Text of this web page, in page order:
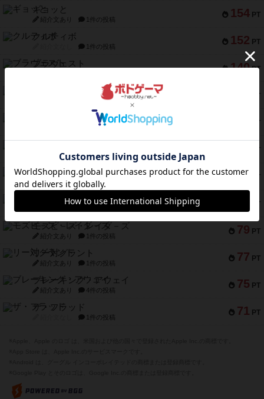
154 PT
ギョッと
紹介文あり 1件の投稿
152 PT
クルティボ
1件の投稿
140 PT
ブラヴェスト
PT
ドブル：ポケットモンスター
4件の投稿
PT
ジャンヌ・ダルク-オルレアン ドロー＆ライト
5件の投稿
PT
紹介文あり 3件の投稿
88 PT
ダイススローン
紹介文なし 1件の投稿
PT
ガルフストライク
79 PT
モズビ－ズ・レイダ－ズ
紹介文あり 1件の投稿
77 PT
リー対グラント
紹介文あり 1件の投稿
75 PT
ブレーキング・アウェイ
紹介文あり 4件の投稿
71 PT
ザ・フラッド
1件の投稿